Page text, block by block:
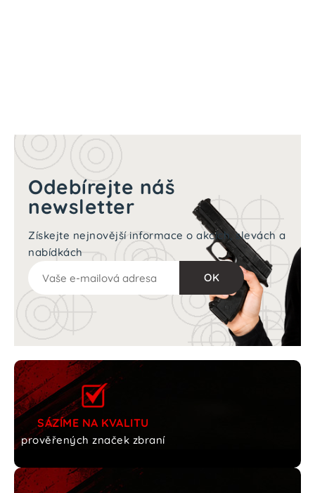
Odebírejte náš
newsletter
Získejte nejnovější informace o akcích, slevách a
nabídkách
SÁZÍME NA KVALITU
prověřených značek zbraní